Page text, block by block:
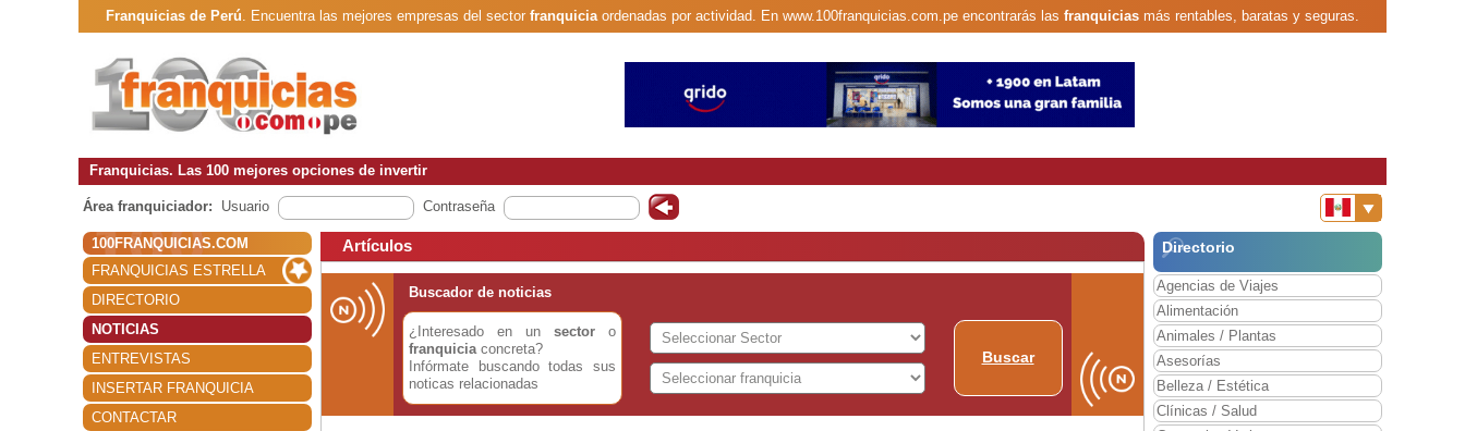
Franquicias de Perú. Encuentra las mejores empresas del sector franquiciaordenadas por actividad. En www.100franquicias.com.pe encontrarás las franquicias más rentables, baratas y seguras.
Franquicias. Las 100 mejores opciones de invertir
Área franquiciador: Usuario Contraseña
100FRANQUICIAS.COM
FRANQUICIAS ESTRELLA
DIRECTORIO
NOTICIAS
ENTREVISTAS
INSERTAR FRANQUICIA
CONTACTAR
Artículos
Buscador de noticias
¿Interesado en un sector o
franquicia concreta?
Infórmate buscando todas sus
noticas relacionadas
Buscar
Directorio
Agencias de Viajes
Alimentación
Animales / Plantas
Asesorías
Belleza / Estética
Clínicas / Salud